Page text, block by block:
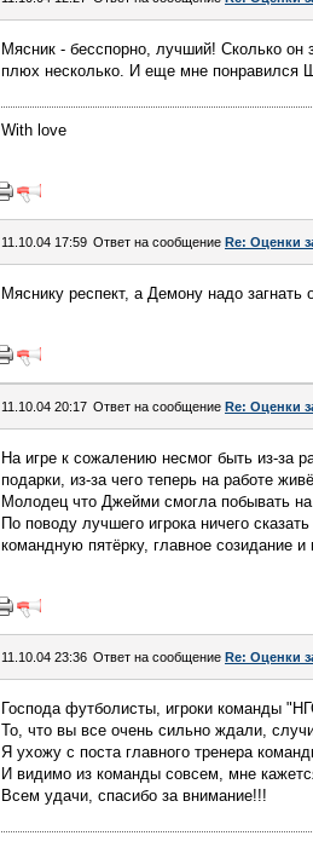
Мясник - бесспорно, лучший! Сколько он
плюх несколько. И еще мне понравился
With love
11.10.04 17:59 Ответ на сообщение Re: Оценки
Мяснику респект, а Демону надо
11.10.04 20:17 Ответ на сообщение Re: Оценки
На игре к сожалению несмог быть из-за
подарки, из-за чего теперь на работе
Молодец что Джейми смогла побывать на
По поводу лучшего игрока ничего
командную пятёрку, главное созидание
11.10.04 23:36 Ответ на сообщение Re: Оценки
Господа футболисты, игроки команды
То, что вы все очень сильно ждали,
Я ухожу с поста главного тренера
И видимо из команды совсем, мне
Всем удачи, спасибо за внимание!!!